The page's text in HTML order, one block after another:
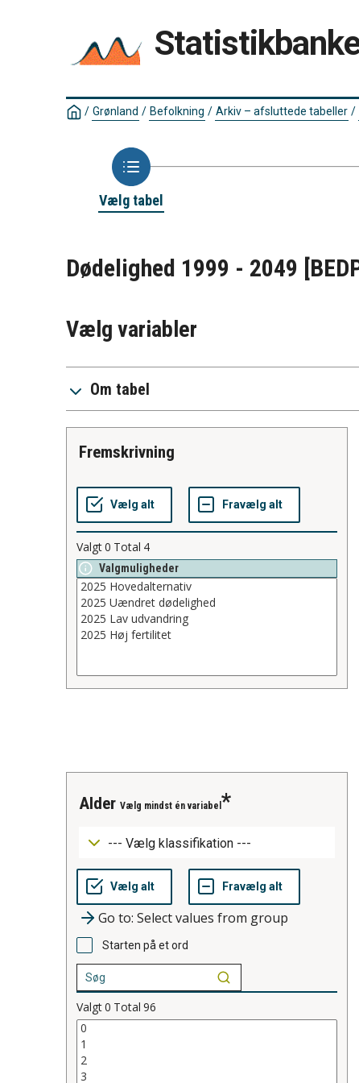
/ Grønland / Befolkning / Arkiv – afsluttede tabeller /
Vælg tabel
Dødelighed 1999 - 2049
Vælg variabler
Om tabel
fremskrivning
Valgt0 Total 4
Valgmuligheder
alder Vælg mindst én variabel
Go to: Select values from group
Starten på et ord
Valgt0 Total 96